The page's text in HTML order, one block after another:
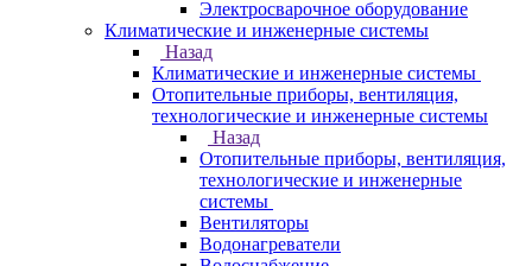
Электросварочное оборудование
Климатические и инженерные системы
Назад
Климатические и инженерные системы
Отопительные приборы, вентиляция,
технологические и инженерные системы
Назад
Отопительные приборы, вентиляция,
технологические и инженерные
системы
Вентиляторы
Водонагреватели